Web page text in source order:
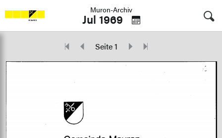
Muron-Archiv
Jul 1969
Seite 1